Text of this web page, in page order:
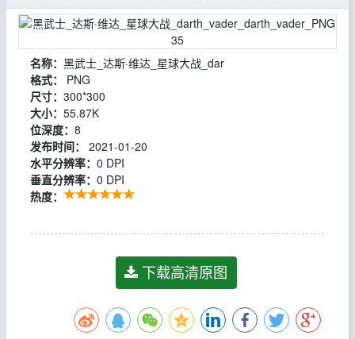
名称：黑武士_达斯·维达_星球大战_dar
格式：
PNG
尺寸：300*300
大小：55.87K
位深度：8
发布时间：
2021-01-20
水平分辨率：0 DPI
垂直分辨率：0 DPI
热度：
下载高清原图